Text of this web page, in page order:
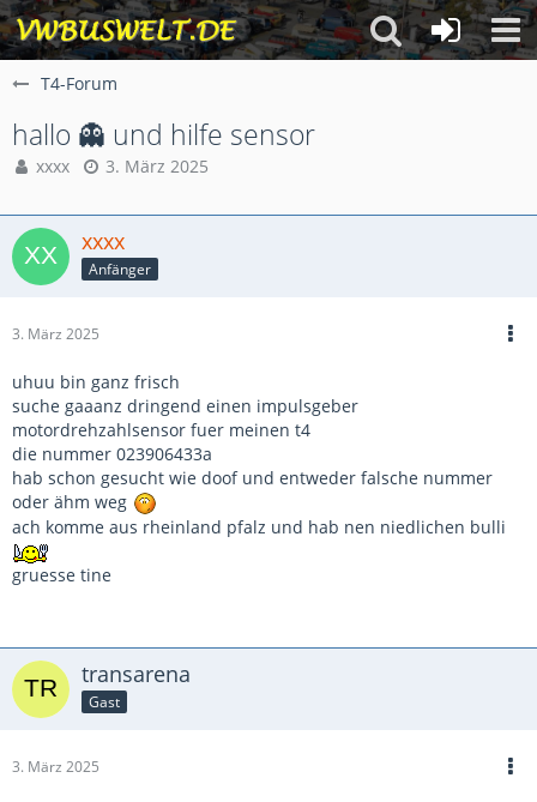
T4-Forum
hallo 👻 und hilfe sensor
xxxx 3. März 2025
xxxx
Anfänger
3. März 2025
uhuu bin ganz frisch
suche gaaanz dringend einen impulsgeber
motordrehzahlsensor fuer meinen t4
die nummer 023906433a
hab schon gesucht wie doof und entweder falsche nummer
oder ähm weg
ach komme aus rheinland pfalz und hab nen niedlichen bulli
gruesse tine
transarena
Gast
3. März 2025